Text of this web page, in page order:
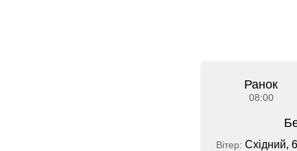
Ранок
08:00
Вітер: Східний,